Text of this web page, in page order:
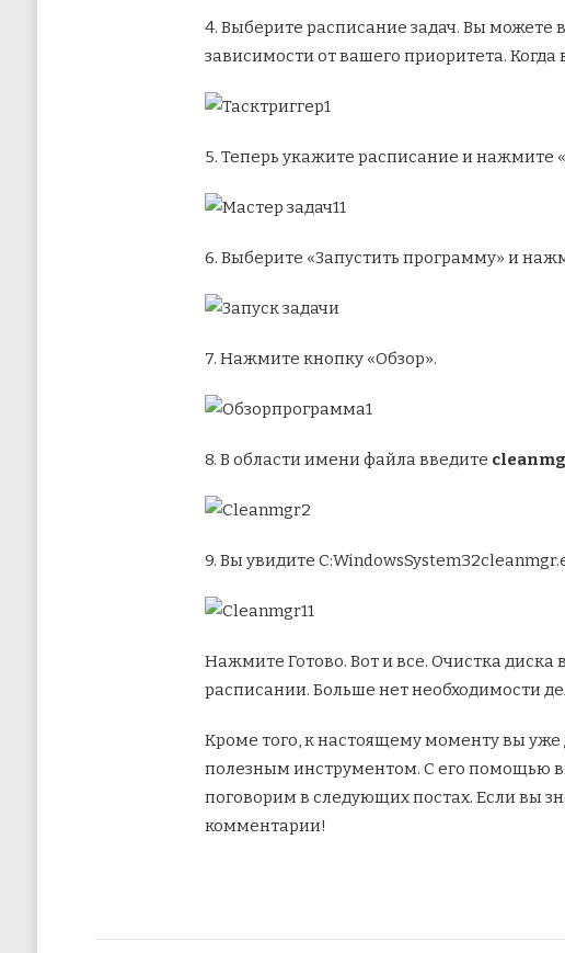
4. Выберите расписание задач. Вы
зависимости от вашего приоритета.
5. Теперь укажите расписание и нажмите
6. Выберите «Запустить программу» и
7. Нажмите кнопку «Обзор».
8. В области имени файла введите
9. Вы увидите
Нажмите Готово. Вот и все. Очистка
расписании. Больше нет необходимости
Кроме того, к настоящему моменту вы
полезным инструментом. С его помощью
поговорим в следующих постах. Если вы
комментарии!